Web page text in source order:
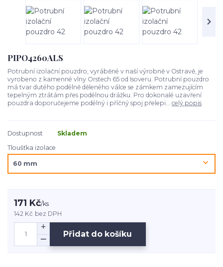
PIPO4260ALS
Potrubní izolační pouzdro, vyráběné v naší výrobně v Ostravě, je
vyrobeno z kamenné vlny Orstech 65 od Isoveru. Potrubní pouzdro
má tvar dutého podélně děleného válce se zámkem zamezujícím
tepelným ztrátám přes podélnou drážku. Pro dokonalé uzavření
pouzdra doporučejeme podélný i příčný spoj přelepi... celý popis
Dostupnost
Skladem
Tloušťka izolace
171 Kč/ks
142 Kč bez DPH
Přidat do košíku